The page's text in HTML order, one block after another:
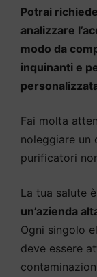
Potrai
analizzare
modo da
inquinanti e
Fai molta
noleggiare un
purificatori
La tua salute
un’azienda
Ogni singolo
deve essere